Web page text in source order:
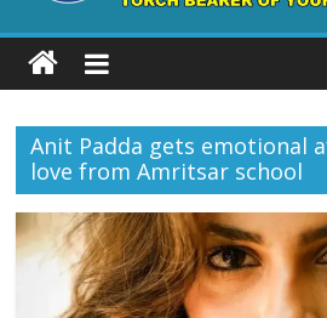
ALL
RIGHTS
Torch
Bearer
of
your
Rights
Anit Padda gets emotional
love from Amritsar school